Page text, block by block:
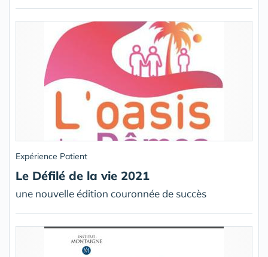
Expérience Patient
Le Défilé de la vie 2021
une nouvelle édition couronnée de succès